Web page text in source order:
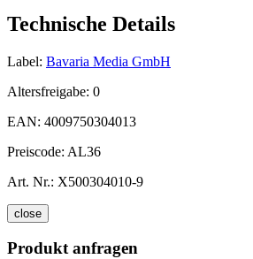
Technische Details
Label: Bavaria Media GmbH
Altersfreigabe: 0
EAN: 4009750304013
Preiscode: AL36
Art. Nr.: X500304010-9
close
Produkt anfragen